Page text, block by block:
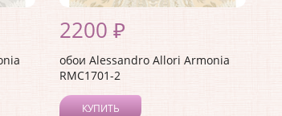
2200 ₽
обои Alessandro Allori Armonia
RMC1701-2
КУПИТЬ